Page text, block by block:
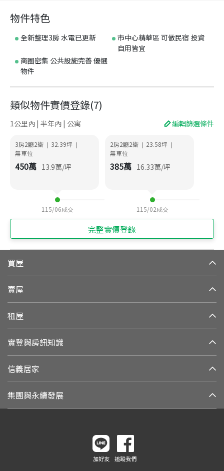
物件特色
全新整理3房 水電已更新
市中心精華區 可做民宿 投資
自用皆宜
商圈密集 公共設施完善 優選
物件
類似物件實價登錄(7)
1公里內 | 半年內 | 公寓 編輯篩選條件
3房2廳2衛 | 32.39坪 |
無車位
450萬 13.9萬/坪
115/06成交
2房2廳2衛 | 23.58坪 |
無車位
385萬 16.33萬/坪
115/02成交
完整實價登錄
買屋
賣屋
租屋
實登與房訊知識
信義居家
集團與永續發展
加好友 追蹤我們